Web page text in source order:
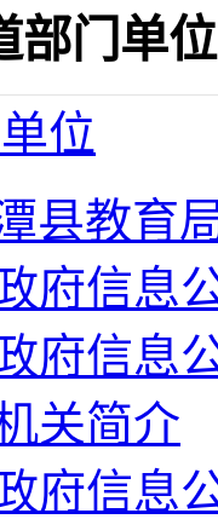
部门单位
位
县教育
府信息
府信息
关简介
府信息